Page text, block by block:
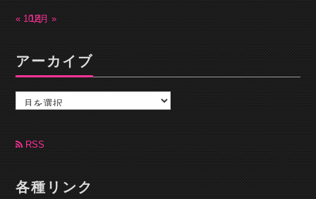
« 10月12月 »
アーカイブ
カ
ブRSS
各種リンク